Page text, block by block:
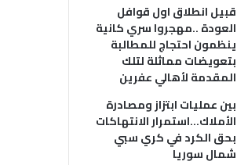
قبيل انطلاق اول قوافل
العودة ..مهجروا سري كانية
ينظمون احتجاج للمطالبة
بتعويضات مماثلة لتلك
المقدمة لأهالي عفرين
بين عمليات ابتزاز ومصادرة
الأملاك…استمرار الانتهاكات
بحق الكرد في كري سبي
شمال سوريا